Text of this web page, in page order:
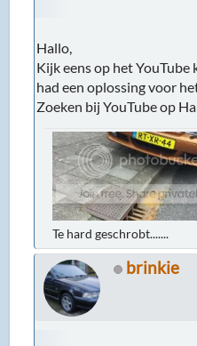
Hallo,
Kijk eens op het YouTube
had een oplossing voor
Zoeken bij YouTube op
Te hard geschrobt.......
brinkie